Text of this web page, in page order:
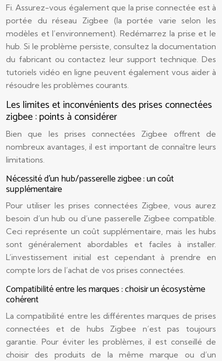
Fi. Assurez-vous également que la prise connectée est à
portée du réseau Zigbee (la portée varie selon les
modèles et l’environnement). Redémarrez la prise et le
hub. Si le problème persiste, consultez la documentation
du fabricant ou contactez leur support technique. Des
tutoriels vidéo en ligne peuvent également vous aider à
résoudre les problèmes courants.
Les limites et inconvénients des prises connectées
zigbee : points à considérer
Bien que les prises connectées Zigbee offrent de
nombreux avantages, il est important de connaître leurs
limitations.
Nécessité d’un hub/passerelle zigbee : un coût
supplémentaire
Pour utiliser les prises connectées Zigbee, vous aurez
besoin d’un hub ou d’une passerelle Zigbee compatible.
Ceci représente un coût supplémentaire, mais les hubs
sont généralement abordables et faciles à installer.
L’investissement initial est cependant à prendre en
compte lors de l’achat de vos prises connectées.
Compatibilité entre les marques : choisir un écosystème
cohérent
La compatibilité entre les différentes marques de prises
connectées et de hubs Zigbee n’est pas toujours
garantie. Pour éviter les problèmes, il est conseillé de
choisir des produits de la même marque ou d’un